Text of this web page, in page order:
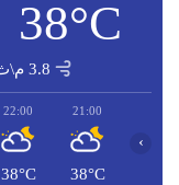
38°C
3.8 م\ث
21:00
38°C
22:00
38°C
›